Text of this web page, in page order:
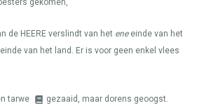
gekomen,
de HEERE verslindt van het eneeinde van het
van het land. Er is voor geen enkel vlees
tarwe
gezaaid, maar dorens geoogst.